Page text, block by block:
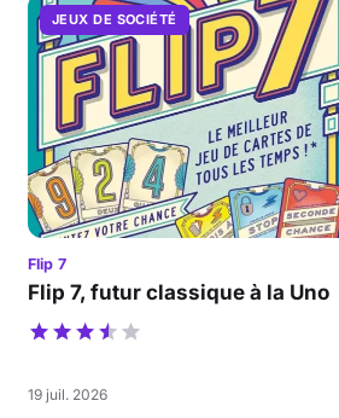
JEUX DE SOCIÉTÉ
Flip 7
Flip 7, futur classique à la Uno
19 juil. 2026